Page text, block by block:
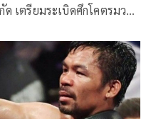
เตรียมระเบิดศึกโคตรมวย
าเกียว และบัวขาว บัญชา